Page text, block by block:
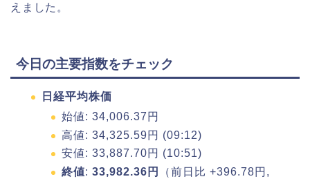
えました。
今日の主要指数をチェック
日経平均株価
始値: 34,006.37円
高値: 34,325.59円 (09:12)
安値: 33,887.70円 (10:51)
終値: 33,982.36円
（前日比 +396.78円,